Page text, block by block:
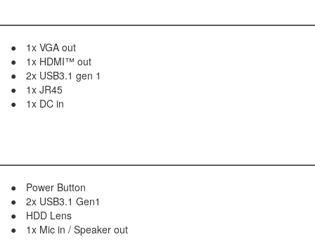
1x VGA out
1x HDMI™ out
2x USB3.1 gen 1
1x JR45
1x DC in
Power Button
2x USB3.1 Gen1
HDD Lens
1x Mic in / Speaker out